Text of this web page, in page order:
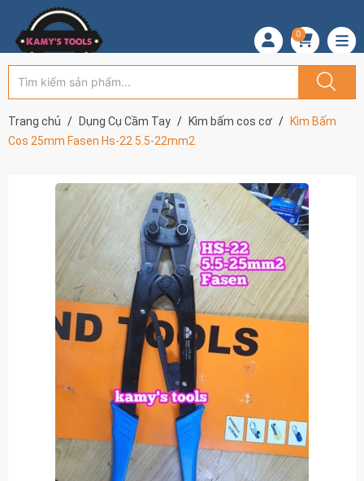
0
Trang chủ Dụng Cụ Cầm Tay Kìm bấm cos cơ
Kìm Bấm
Cos 25mm Fasen Hs-22 5.5-22mm2